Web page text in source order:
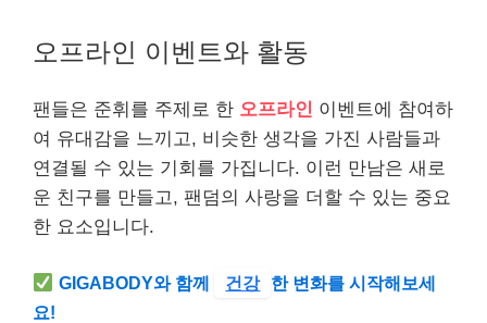
오프라인 이벤트와 활동
팬들은 준휘를 주제로 한 오프라인 이벤트에 참여하
여 유대감을 느끼고, 비슷한 생각을 가진 사람들과
연결될 수 있는 기회를 가집니다. 이런 만남은 새로
운 친구를 만들고, 팬덤의 사랑을 더할 수 있는 중요
한 요소입니다.
GIGABODY와 함께 건강 한 변화를 시작해보세
요!